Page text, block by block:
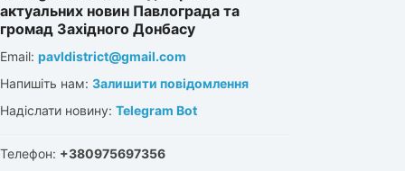
актуальних новин Павлограда та
громад Західного Донбасу
Email: pavldistrict@gmail.com
Напишіть нам: Залишити повідомлення
Надіслати новину: Telegram Bot
Телефон: +380975697356